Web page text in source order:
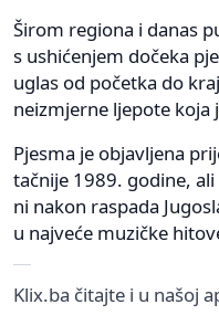
Širom regiona i danas
s ushićenjem dočeka
uglas od početka do
neizmjerne ljepote koja
Pjesma je objavljena
tačnije 1989. godine,
ni nakon raspada
u najveće muzičke
Klix.ba čitajte i u našoj